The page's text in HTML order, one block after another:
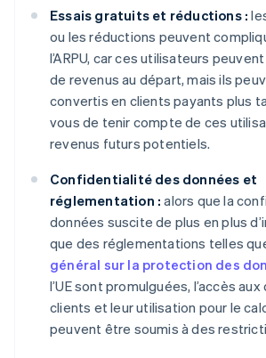
Essais gratuits et réductions :
ou les réductions peuvent
l’ARPU, car ces utilisateurs
de revenus au départ, mais ils
convertis en clients payants plus
vous de tenir compte de ces
revenus futurs potentiels.
Confidentialité des données et
réglementation : alors que la
données suscite de plus en plus
que des réglementations telles
général sur la protection des
l’UE sont promulguées, l’accès
clients et leur utilisation pour le
peuvent être soumis à des